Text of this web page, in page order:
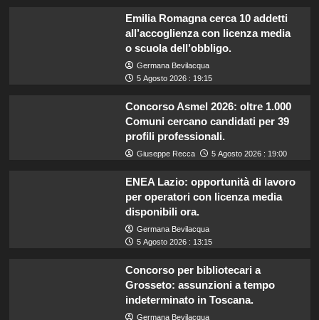
Emilia Romagna cerca 10 addetti
all’accoglienza con licenza media
o scuola dell’obbligo.
Germana Bevilacqua
5 Agosto 2026 : 19:15
Concorso Asmel 2026: oltre 1.000
Comuni cercano candidati per 39
profili professionali.
Giuseppe Recca 5 Agosto 2026 : 19:00
ENEA Lazio: opportunità di lavoro
per operatori con licenza media
disponibili ora.
Germana Bevilacqua
5 Agosto 2026 : 13:15
Concorso per bibliotecari a
Grosseto: assunzioni a tempo
indeterminato in Toscana.
Germana Bevilacqua